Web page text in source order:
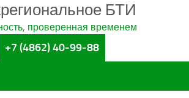
БТИ
проверенная временем
+7 (4862) 40-99-88